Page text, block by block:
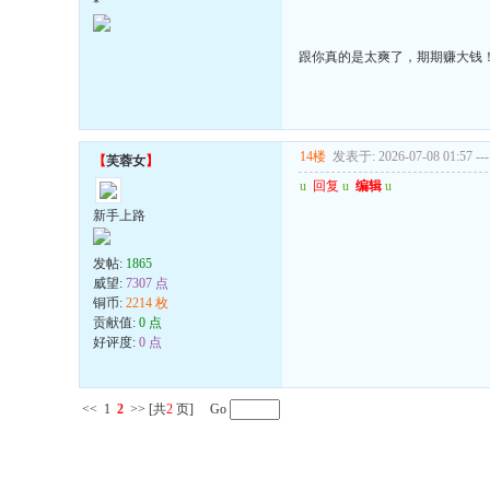
*
跟你真的是太爽了，期期赚大钱
【芙蓉女】
新手上路
发帖: 1865
威望: 7307 点
铜币: 2214 枚
贡献值: 0 点
好评度: 0 点
14楼 发表于: 2026-07-08 01:57 ---
u 回复 u 编辑 u
<< 1 2 >> [共2 页] Go